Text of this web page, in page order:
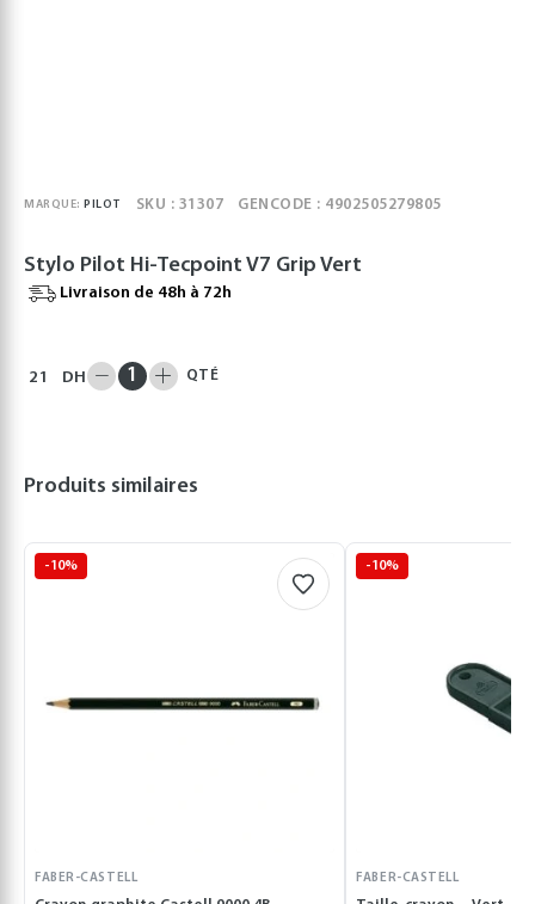
MARQUE: PILOT SKU : 31307 GENCODE : 4902505279805
Stylo Pilot Hi-Tecpoint V7 Grip Vert
Livraison de 48h à 72h
21 DH QTÉ
Produits similaires
-10%
FABER-CASTELL
-10%
FABER-CASTELL